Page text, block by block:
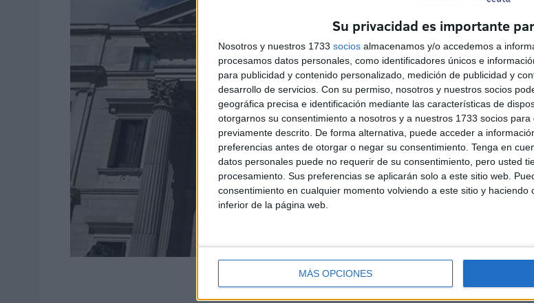
Su privacidad es importante
Nosotros y nuestros 1733 socios almacenamos y/o accedemos a
procesamos datos personales, como identificadores únicos e
para publicidad y contenido personalizado, medición de publicidad y
desarrollo de servicios. Con su permiso, nosotros y nuestros socios
geográfica precisa e identificación mediante las características de
otorgarnos su consentimiento a nosotros y a nuestros 1733 socios
previamente descrito. De forma alternativa, puede acceder a
preferencias antes de otorgar o negar su consentimiento. Tenga en
datos personales puede no requerir de su consentimiento, pero usted
procesamiento. Sus preferencias se aplicarán solo a este sitio web.
consentimiento en cualquier momento volviendo a este sitio y
inferior de la página web.
MÁS OPCIONES